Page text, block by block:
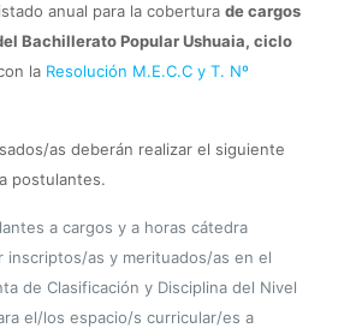
anual para la cobertura de cargos
Bachillerato Popular Ushuaia, ciclo
la Resolución M.E.C.C y T. Nº
as deberán realizar el siguiente
postulantes.
a cargos y a horas cátedra
inscriptos/as y merituados/as en el
de Clasificación y Disciplina del Nivel
el/los espacio/s curricular/es a